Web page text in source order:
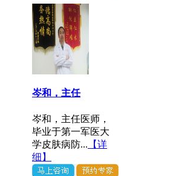
岑和，主任
岑和，主任医师，
毕业于第一军医大
学皮肤病防... 【详
细】